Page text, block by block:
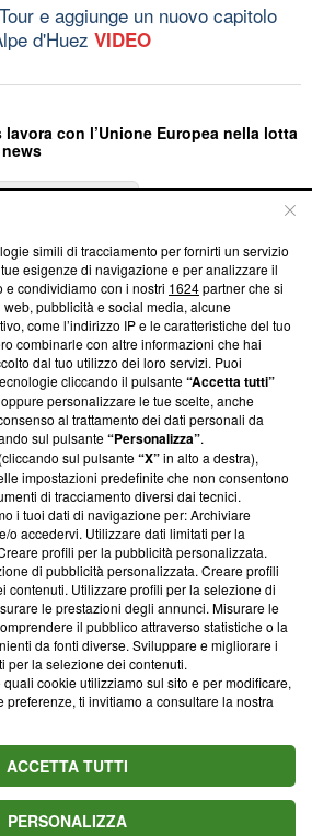
e aggiunge un nuovo capitolo
d'Huez VIDEO
lavora con l’Unione Europea nella lotta
trasparenti su Blasting
editoriali e su come ci impegniamo a
afferma la nostra aderenza a
Integrity’Blasting News non è
ma ha richiesto di farne
ha ancora effettuato una verifica di
Via Carlo Frasca, 3 - 6900
+39 0690258937
simili di tracciamento per fornirti un servizio
esigenze di navigazione e per analizzare il
e condividiamo con i nostri 1624partner che si
pubblicità e social media, alcune
come l’indirizzo IP e le caratteristiche del tuo
combinarle con altre informazioni che hai
dal tuo utilizzo dei loro servizi. Puoi
cliccando il pulsante“Accetta tutti”
personalizzare le tue scelte, anche
al trattamento dei dati personali da
sul pulsante“Personalizza”.
sul pulsante“X”in alto a destra),
impostazioni predefinite che non consentono
di tracciamento diversi dai tecnici.
i tuoi dati di navigazione per: Archiviare
o accedervi. Utilizzare dati limitati per la
profili per la pubblicità personalizzata.
di pubblicità personalizzata. Creare profili
contenuti. Utilizzare profili per la selezione di
le prestazioni degli annunci. Misurare le
il pubblico attraverso statistiche o la
da fonti diverse. Sviluppare e migliorare i
per la selezione dei contenuti.
cookie utilizziamo sul sito e per modificare,
preferenze, ti invitiamo a consultare la nostra
ACCETTA TUTTI
PERSONALIZZA